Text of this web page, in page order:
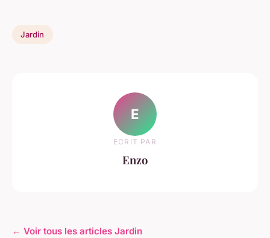
Jardin
E
ECRIT PAR
Enzo
← Voir tous les articles Jardin